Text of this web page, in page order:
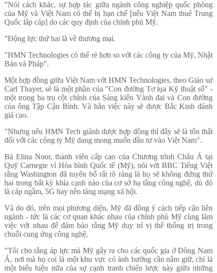
"Nói cách khác, sự hợp tác giữa ngành công nghiệp quốc phòng
của Mỹ và Việt Nam có thể bị hạn chế [nếu Việt Nam thuê Trung
Quốc lắp cáp] do các quy định của chính phủ Mỹ.
"Động lực thứ hai là về thương mại.
"HMN Technologies có thể rẻ hơn so với các công ty của Mỹ, Nhật
Bản và Pháp".
Một hợp đồng giữa Việt Nam với HMN Technologies, theo Giáo sư
Carl Thayer, sẽ là một phần của "Con đường Tơ lụa Kỹ thuật số" -
một trong ba trụ cột chính của Sáng kiến Vành đai và Con đường
của ông Tập Cận Bình. Và hẳn việc này sẽ được Bắc Kinh đánh
giá cao.
"Nhưng nếu HMN Tech giành được hợp đồng thì đây sẽ là tổn thất
đối với các công ty Mỹ đang mong muốn đầu tư vào Việt Nam".
Bà Elina Noor, thành viên cấp cao của Chương trình Châu Á tại
Quỹ Carnegie vì Hòa bình Quốc tế (Mỹ), nói với BBC Tiếng Việt
rằng Washington đã tuyên bố rất rõ ràng là họ sẽ không đứng thứ
hai trong bất kỳ khía cạnh nào của cơ sở hạ tầng công nghệ, dù đó
là cáp ngầm, 5G hay nền tảng mạng xã hội.
Và do đó, trên mọi phương diện, Mỹ đã đồng ý cách tiếp cận liên
ngành - tức là các cơ quan khác nhau của chính phủ Mỹ cùng làm
việc với nhau để đảm bảo rằng Mỹ duy trì vị thế thống trị trong
chuỗi cung ứng công nghệ.
"Tôi cho rằng áp lực mà Mỹ gây ra cho các quốc gia ở Đông Nam
Á, nơi mà họ coi là một khu vực có ảnh hưởng cần nắm giữ, chỉ là
một biểu hiện nữa của sự cạnh tranh chiến lược này giữa những